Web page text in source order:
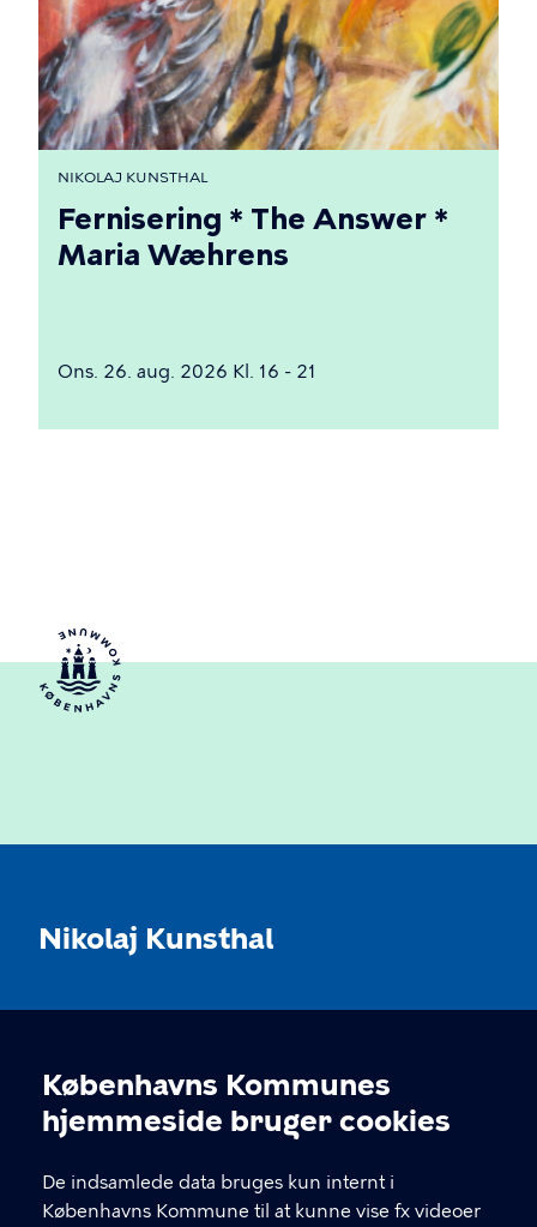
Cookieindstillinger
Københavns Kommunes
hjemmeside bruger cookies
De indsamlede data bruges kun internt i
Københavns Kommune til at kunne vise fx videoer
NIKOLAJ KUNSTHAL
Fernisering * The Answer *
Maria Wæhrens
Ons. 26. aug. 2026 Kl. 16 - 21
Nikolaj Kunsthal
Nikolaj Plads 10, 1067 København
nikolajkunsthal@kff.kk.dk
EAN: 5798009780331